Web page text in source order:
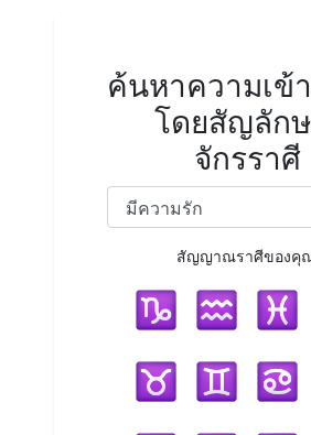
ค้นหาความเข้
โดยสัญลัก
จักรราศี
สัญญาณราศีของคุ